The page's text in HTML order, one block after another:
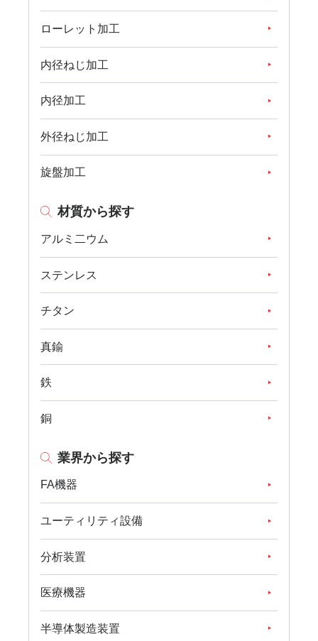
ローレット加工
内径ねじ加工
内径加工
外径ねじ加工
旋盤加工
材質から探す
アルミ二ウム
ステンレス
チタン
真鍮
鉄
銅
業界から探す
FA機器
ユーティリティ設備
分析装置
医療機器
半導体製造装置